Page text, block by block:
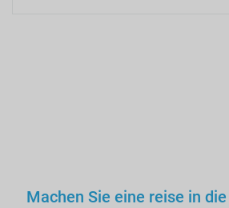
Machen Sie eine reise in